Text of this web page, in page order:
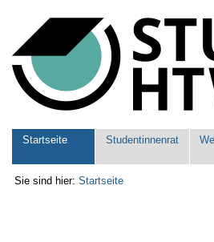
Werkzeuge
Sektionen
Startseite Studentinnenrat
Sie sind hier: Startseite